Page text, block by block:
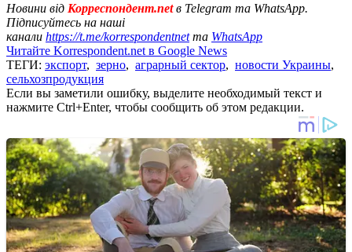
Новини від Корреспондент.netв Telegram та WhatsApp.
Підписуйтесь на наші
канали https://t.me/korrespondentnetта WhatsApp
Читайте Korrespondent.net в Google News
ТЕГИ: экспорт, зерно, аграрный сектор, новости Украины,
сельхозпродукция
Если вы заметили ошибку, выделите необходимый текст и
нажмите Ctrl+Enter, чтобы сообщить об этом редакции.